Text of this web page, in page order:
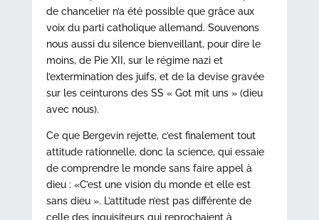
de chancelier n’a été possible que grâce aux
voix du parti catholique allemand. Souvenons
nous aussi du silence bienveillant, pour dire le
moins, de Pie XII, sur le régime nazi et
l’extermination des juifs, et de la devise gravée
sur les ceinturons des SS « Got mit uns » (dieu
avec nous).
Ce que Bergevin rejette, c’est finalement tout
attitude rationnelle, donc la science, qui essaie
de comprendre le monde sans faire appel à
dieu : «C’est une vision du monde et elle est
sans dieu ». L’attitude n’est pas différente de
celle des inquisiteurs qui reprochaient à